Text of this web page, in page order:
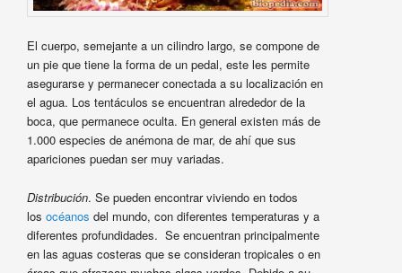
El cuerpo, semejante a un cilindro largo, se compone de
un pie que tiene la forma de un pedal, este les permite
asegurarse y permanecer conectada a su localización en
el agua. Los tentáculos se encuentran alrededor de la
boca, que permanece oculta. En general existen más de
1.000 especies de anémona de mar, de ahí que sus
apariciones puedan ser muy variadas.
Distribución. Se pueden encontrar viviendo en todos
los océanos del mundo, con diferentes temperaturas y a
diferentes profundidades. Se encuentran principalmente
en las aguas costeras que se consideran tropicales o en